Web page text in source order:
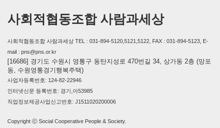
사회적협동조합 사람과세상
사회적협동조합 사람과세상 TEL : 031-894-5120,5121,5122, FAX : 031-894-5123, E-
mail : pns@pns.or.kr
[16686] 경기도 수원시 영통구 동탄지성로 470번길 34, 상가동 2층 (망포
동, 수원영통경기행복주택)
사업자등록번호: 124-82-22946
인터넷신문 등록번호: 경기,아53985
직업정보제공사업신고번호: J1511020200006
Copyright ⓒ Social Cooperative People & Society.